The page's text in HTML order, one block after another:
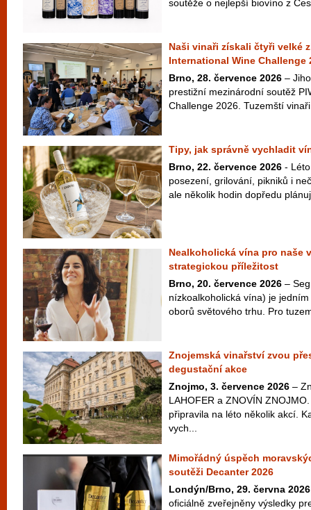
soutěže o nejlepší biovíno z
Naši vinaři získali čtyři velké
International Wine Challenge
Brno, 28. července 2026 –
prestižní mezinárodní soutěž
Challenge 2026. Tuzemští
Tipy, jak správně vychladit
Brno, 22. července 2026 -
posezení, grilování, pikniků i
ale několik hodin dopředu
Nealkoholická vína pro naše
strategickou příležitost
Brno, 20. července 2026 –
nízkoalkoholická vína) je
oborů světového trhu. Pro
Znojemská vinařství zvou
degustační akce
Znojmo, 3. července 2026 –
LAHOFER a ZNOVÍN
připravila na léto několik akcí.
vych...
Mimořádný úspěch
soutěži Decanter 2026
Londýn/Brno, 29. června 2026
oficiálně zveřejněny výsledky